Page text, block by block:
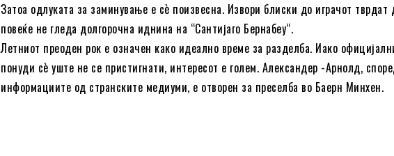
Затоа одлуката за заминување е сè поизвесна. Извори блиски до играчот тврдат
повеќе не гледа долгорочна иднина на “Сантијаго Бернабеу“.
Летниот преоден рок е означен како идеално време за разделба. Иако
понуди сè уште не се пристигнати, интересот е голем. Александер -Арнолд,
информациите од странските медиуми, е отворен за преселба во Баерн Минхен.